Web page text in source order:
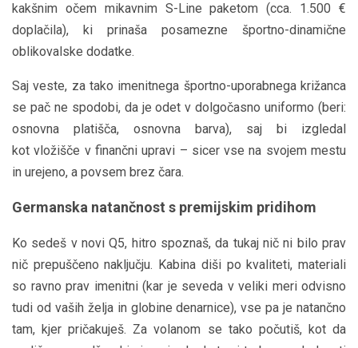
kakšnim očem mikavnim S-Line paketom (cca. 1.500 €
doplačila), ki prinaša posamezne športno-dinamične
oblikovalske dodatke.
Saj veste, za tako imenitnega športno-uporabnega križanca
se pač ne spodobi, da je odet v dolgočasno uniformo (beri:
osnovna platišča, osnovna barva), saj bi izgledal
kot vložišče v finančni upravi – sicer vse na svojem mestu
in urejeno, a povsem brez čara.
Germanska natančnost s premijskim pridihom
Ko sedeš v novi Q5, hitro spoznaš, da tukaj nič ni bilo prav
nič prepuščeno naključju. Kabina diši po kvaliteti, materiali
so ravno prav imenitni (kar je seveda v veliki meri odvisno
tudi od vaših želja in globine denarnice), vse pa je natančno
tam, kjer pričakuješ. Za volanom se tako počutiš, kot da